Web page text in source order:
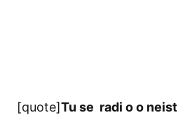
[quote]Tu se radi o o